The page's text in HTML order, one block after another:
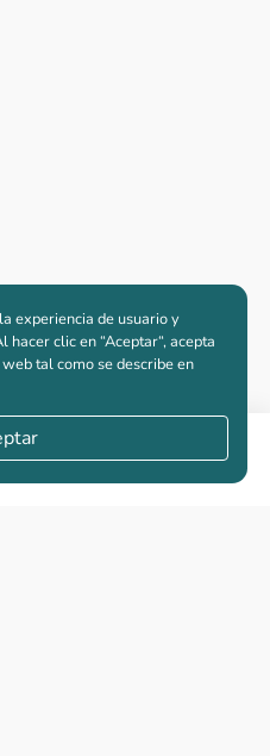
experiencia de usuario y
clic en “Aceptar“, acepta
tal como se describe en